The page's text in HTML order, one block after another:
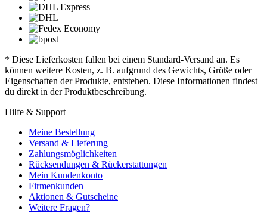
* Diese Lieferkosten fallen bei einem Standard-Versand an. Es
können weitere Kosten, z. B. aufgrund des Gewichts, Größe oder
Eigenschaften der Produkte, entstehen. Diese Informationen findest
du direkt in der Produktbeschreibung.
Hilfe & Support
Meine Bestellung
Versand & Lieferung
Zahlungsmöglichkeiten
Rücksendungen & Rückerstattungen
Mein Kundenkonto
Firmenkunden
Aktionen & Gutscheine
Weitere Fragen?